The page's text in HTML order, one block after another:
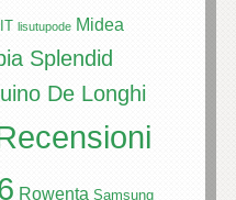
lisutupode Midea
Splendid
De Longhi
Rowenta Samsung